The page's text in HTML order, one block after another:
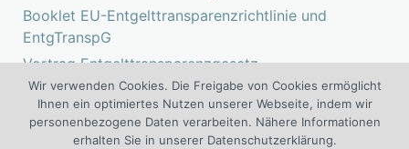
Booklet EU-Entgelttransparenzrichtlinie und
EntgTranspG
Vortrag Entgelttransparenzgesetz
So gelingt die korrekte Verbuchung variabler
Vergütungen
Einführung in variable Vergütungssysteme
Wir verwenden Cookies. Die Freigabe von Cookies ermöglicht
Ihnen ein optimiertes Nutzen unserer Webseite, indem wir
personenbezogene Daten verarbeiten. Nähere Informationen
erhalten Sie in unserer Datenschutzerklärung.